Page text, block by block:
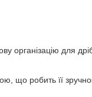
організацію для
що робить її